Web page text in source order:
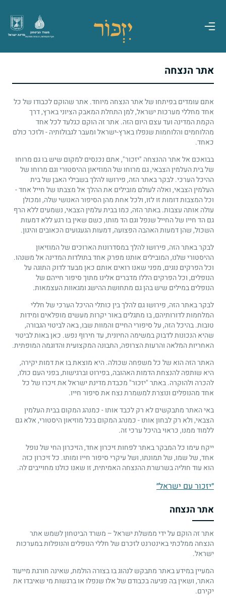
מדינת ישראל
משרד הביטחון
אגף משפחות, הנצחה ומורשת
אתר הנצחה
אתם עומדים בפיתחו של אתר הנצחה מיוחד. אתר שהוקם לכבודו של כל
אחד מחללי מערכות ישראל, למן התחלת המאבק הציוני בארץ, דרך
הקמת המדינה ועד עצם היום הזה. אתר זה הוקם כגלעד לכל אחד
מהלוחמים והלוחמות שנפלו בארץ-ישראל ומעבר לגבולותיה - ולזכר כולם
כאחד.
בבואכם אל אתר ההנצחה "יזכור", אתם נכנסים למקום שיש בו גם מרוחו
של בית העלמין הצבאי, גם מרוחו של המוזיאון ההיסטורי וגם מרוחו של
ההיכל הערכי. לבקר באתר הזה, פירושו להלך בשבילי האבן של בית
העלמין הצבאי, ואלה לעולם מובילים את ההלך אל מצבתו של חייל אחד -
וכל המצבות דומות זו לזו, ולכל אחת מהן הסיפור האנושי שלה, ומכולן
עולה אותה עצבות. באתר הזה, כמו בבית עלמין הצבאי, נשמעים ללא הרף
גם הד חייו של החייל שנפל וגם הד מותו, כשם שאין בו רגע ללא דמעות
השכול, שהן דמעות האהבה הפצועה, דמעות הגעגועים הכאובים והיגון.
לבקר באתר הזה, פירושו להלך במסדרונות הארוכים של המוזיאון
ההיסטורי שלנו, המובילים אותנו מפרק אחד בתולדות המדינה אל משנהו.
וכל הפרקים נוגים, מפני שאנו רואים אותם כאן מבעד לדוק התוגה על
הנופלים, וכל הפרקים הללו מדברים אלינו מתוך סיפור חייהם של
הנופלים במילים שיש בהן גם מתחושת ההישג ומגאוות העצמאות.
לבקר באתר הזה, פירושו גם להלך בין כותלי ההיכל הערכי של חללי
המלחמות לדורותיהם, בו מתגלים באור יקרות מעשים מופלאים ומידות
טובות. בהיכל הזה, על סיפורי החיים והמוות שבו, באה לביטוי הגבורה,
שהיא הנכונות לדבוק במשימה החיונית, עד חירוף נפש. כאן באות לביטוי
האחריות המלאה והרעות הצרופה, התבונה המקצועית והדוגמה המופתית.
האתר הזה הוא של כל משפחה שכולה. היא מוצאת בו את דמות יקירה,
היא שותפה להנצחת הדמות האהובה, בפירוט וברגישות, בפני העם כולו,
להכרה ולהוקרה. באתר "יזכור" מכבדת מדינת ישראל את זיכרו של כל
אחד מהנופלים ונוצרת למשמרת נצח את סיפור חייו.
באי האתר מתבקשים לא רק לכבד אותו - כמנהג המקום בבית העלמין
הצבאי, ולא רק לבחון אותו - כמנהג המקום בכל מוזיאון היסטורי, אלא גם
ללמוד ממנו, כראוי בהיכל ערכי זה.
ייקח עימו כל המבקר באתר לפחות זיכרון אחד, הזיכרון החי של נופל
אחד, של שמו, של תמונתו, ושל עיקרי סיפור חייו ומותו. כל זיכרון כזה
הוא עוד חוליה בשרשרת ההנצחה האמיתית, זו שאנו כולנו מחוייבים לה.
״יזכור עם ישראל״
אתר הנצחה
אתר זה הוקם על ידי ממשלת ישראל – משרד הביטחון לשמש אתר
הנצחה ממלכתי באינטרנט לזכרם של חללי הנופלים והנופלות במערכות
ישראל.
המעיין במידע באתר מתבקש לנהוג בו בצורה הולמת, שאינה חורגת מייעוד
האתר, ושאין בה פגיעה בכבודם של אלו שנפלו או ברגשות מי שאיבדו את
יקירם.